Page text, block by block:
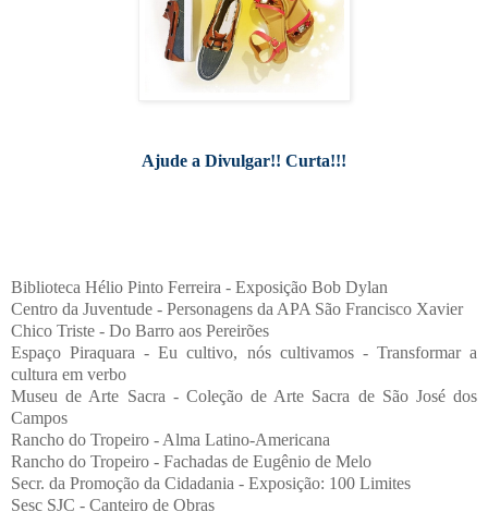
Ajude a Divulgar!! Curta!!!
Biblioteca Hélio Pinto Ferreira - Exposição Bob Dylan
Centro da Juventude - Personagens da APA São Francisco Xavier
Chico Triste - Do Barro aos Pereirões
Espaço Piraquara - Eu cultivo, nós cultivamos - Transformar a
cultura em verbo
Museu de Arte Sacra - Coleção de Arte Sacra de São José dos
Campos
Rancho do Tropeiro - Alma Latino-Americana
Rancho do Tropeiro - Fachadas de Eugênio de Melo
Secr. da Promoção da Cidadania - Exposição: 100 Limites
Sesc SJC - Canteiro de Obras